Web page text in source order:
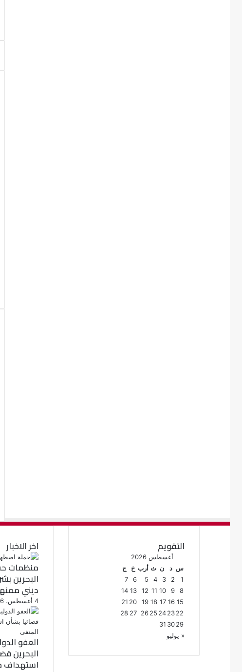
اخر الاخبار
منظمات
البحرين
ديني
4 أغسطس، 2026
العفو
البحرين
استهداف
التقويم
أغسطس 2026
س د ن ث أرب خ
ج
1
2
3
4
5
6
7
8
9
10
11
12
13
14
15
16
17
18
19
20
21
22
23
24
25
26
27
28
29
30
31
« يوليو